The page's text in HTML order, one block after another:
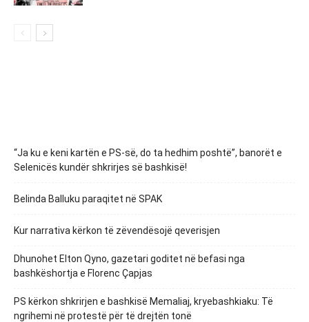
“Ja ku e keni kartën e PS-së, do ta hedhim poshtë”, banorët e
Selenicës kundër shkrirjes së bashkisë!
Belinda Balluku paraqitet në SPAK
Kur narrativa kërkon të zëvendësojë qeverisjen
Dhunohet Elton Qyno, gazetari goditet në befasi nga
bashkëshortja e Florenc Çapjas
PS kërkon shkrirjen e bashkisë Memaliaj, kryebashkiaku: Të
ngrihemi në protestë për të drejtën tonë